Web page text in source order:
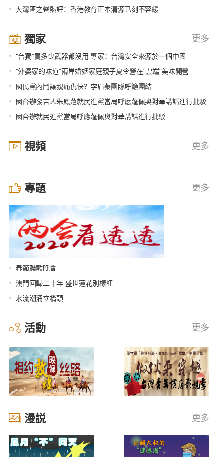
• 大灣區之聲熱評：香港教育正本清源已刻不容緩
獨家 更多
• “台獨”買多少武器都沒用 專家：台灣安全來源於一個中國
• “外婆家的味道”兩岸婚姻家庭親子夏令營在“雲端”美味開營
• 國民黨內鬥讓親痛仇快？李眉蓁團隊呼籲團結
• 國台辦發言人朱鳳蓮就民進黨當局呼應蓬佩奧對華講話進行批駁
• 國台辦就民進黨當局呼應蓬佩奧對華講話進行批駁
視頻 更多
專題 更多
• 春節聯歡晚會
• 澳門回歸二十年 盛世蓮花別樣紅
• 水流潮涌立橋頭
活動 更多
漫説 更多